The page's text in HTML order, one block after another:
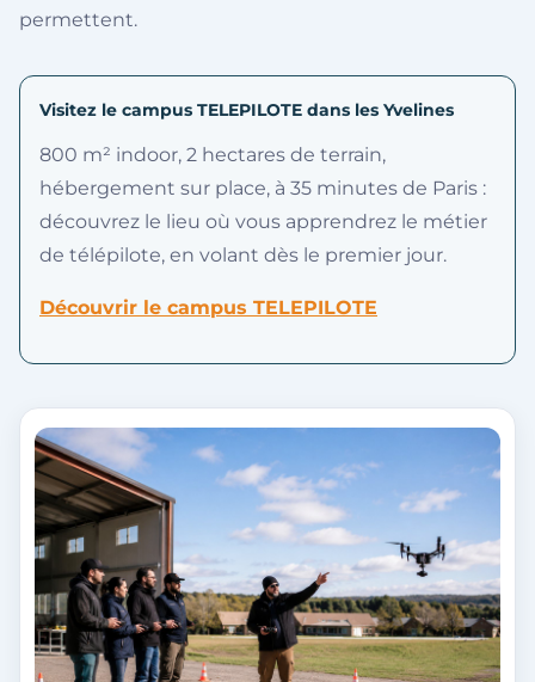
permettent.
Visitez le campus TELEPILOTE dans les Yvelines
800 m² indoor, 2 hectares de terrain,
hébergement sur place, à 35 minutes de Paris :
découvrez le lieu où vous apprendrez le métier
de télépilote, en volant dès le premier jour.
Découvrir le campus TELEPILOTE